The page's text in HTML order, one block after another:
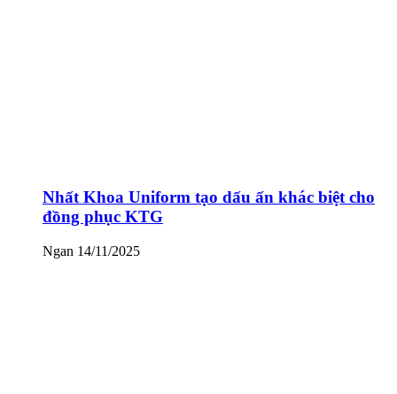
Nhất Khoa Uniform tạo dấu ấn khác biệt cho
đồng phục KTG
Ngan 14/11/2025